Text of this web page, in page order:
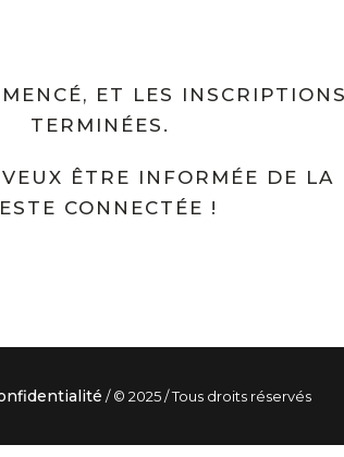
ET LES
TERMINÉES.
ÊTRE INFORMÉE DE
CONNECTÉE !
/ © 2025 / Tous droits réservés